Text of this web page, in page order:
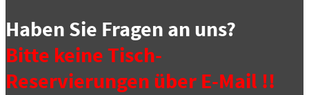
Haben Sie Fragen an uns?
Bitte keine Tisch-
Reservierungen über E-Mail !!